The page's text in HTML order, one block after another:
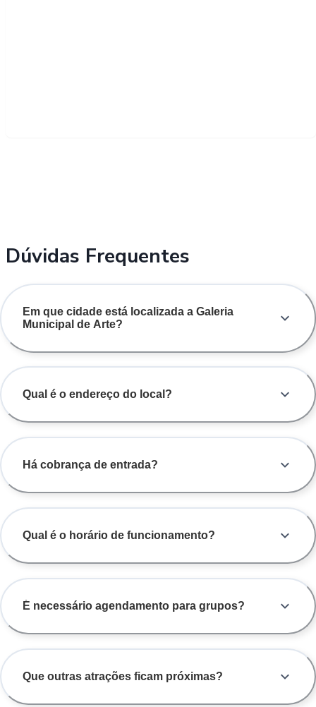
Dúvidas Frequentes
Em que cidade está localizada a Galeria
Municipal de Arte?
Qual é o endereço do local?
Há cobrança de entrada?
Qual é o horário de funcionamento?
É necessário agendamento para grupos?
Que outras atrações ficam próximas?